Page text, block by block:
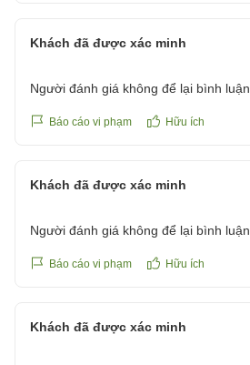
Khách đã được xác minh
Người đánh giá không để lại bình luận.
Báo cáo vi phạm Hữu ích
Khách đã được xác minh
Người đánh giá không để lại bình luận.
Báo cáo vi phạm Hữu ích
Khách đã được xác minh